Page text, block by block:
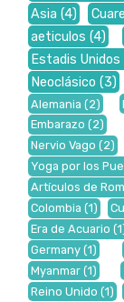
Asia (4)
aeticulos (4)
Estadis Unidos
Neoclásico (3)
Alemania (2)
Embarazo (2)
Nervio Vago (2)
Yoga por los
Artículos de
Colombia (1)
Era de Acuario
Germany (1)
Myanmar (1)
Reino Unido (1)